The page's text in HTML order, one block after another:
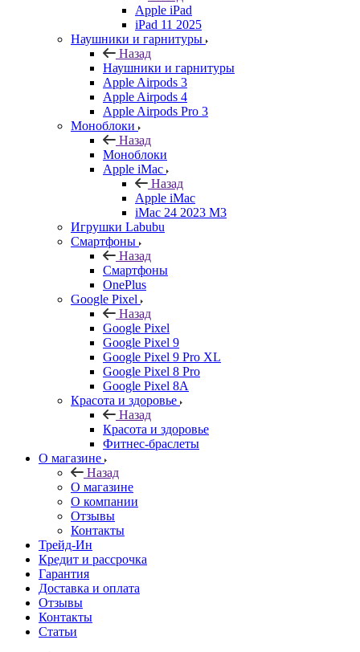
Apple iPad
iPad 11 2025
Наушники и гарнитуры
Назад
Наушники и гарнитуры
Apple Airpods 3
Apple Airpods 4
Apple Airpods Pro 3
Моноблоки
Назад
Моноблоки
Apple iMac
Назад
Apple iMac
iMac 24 2023 M3
Игрушки Labubu
Смартфоны
Назад
Смартфоны
OnePlus
Google Pixel
Назад
Google Pixel
Google Pixel 9
Google Pixel 9 Pro XL
Google Pixel 8 Pro
Google Pixel 8A
Красота и здоровье
Назад
Красота и здоровье
Фитнес-браслеты
О магазине
Назад
О магазине
О компании
Отзывы
Контакты
Трейд-Ин
Кредит и рассрочка
Гарантия
Доставка и оплата
Отзывы
Контакты
Статьи